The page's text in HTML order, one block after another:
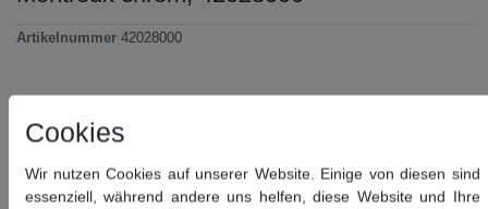
Artikelnummer 42028000
81,60 EUR
Inhalt1Stück
Cookies
Wir nutzen Cookies auf unserer Website. Einige von diesen sind
essenziell, während andere uns helfen, diese Website und Ihre